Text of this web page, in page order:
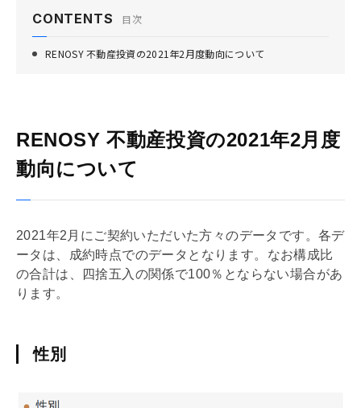
CONTENTS 目次
RENOSY 不動産投資の2021年2月度動向について
RENOSY 不動産投資の2021年2月度
動向について
2021年2月にご契約いただいた方々のデータです。各デ
ータは、成約時点でのデータとなります。なお構成比
の合計は、四捨五入の関係で100％とならない場合があ
ります。
性別